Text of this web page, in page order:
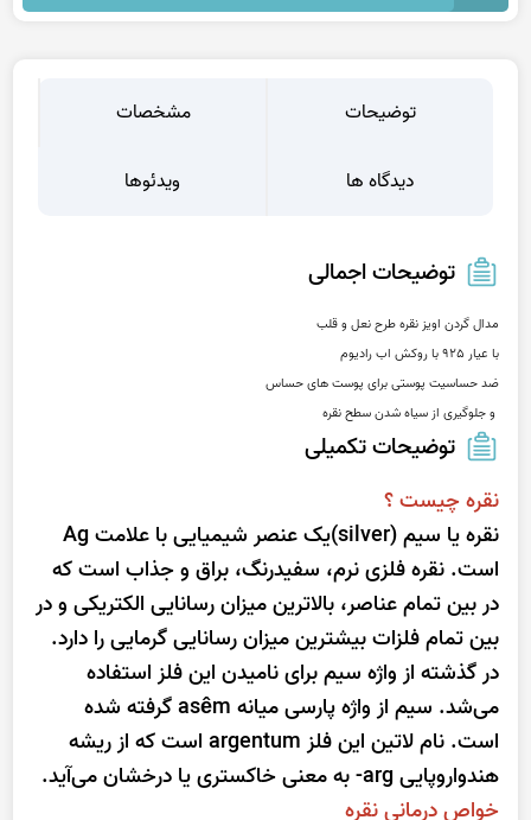
توضیحات مشخصات
دیدگاه ها ویدئوها
توضیحات اجمالی
توضیحات تکمیلی
نقره چیست ؟
نقره یا سیم (silver)یک عنصر شیمیایی با علامت Ag
است. نقره فلزی نرم، سفیدرنگ، براق و جذاب است که
در بین تمام عناصر، بالاترین میزان رسانایی الکتریکی و در
بین تمام فلزات بیشترین میزان رسانایی گرمایی را دارد.
در گذشته از واژه سیمبرای نامیدن این فلز استفاده
می‌شد. سیم از واژه پارسی میانه asêm گرفته شده
است. نام لاتین این فلز argentum است که از ریشه
هندواروپاییarg- به معنی خاکستری یا درخشان می‌آید.
خواص درمانی نقره